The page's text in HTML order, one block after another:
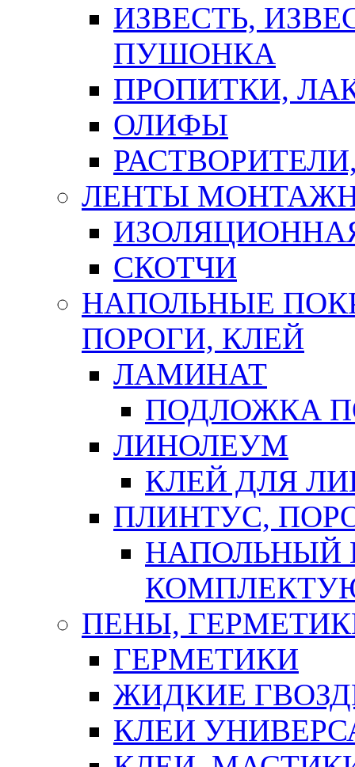
ИЗВЕСТЬ,
ПУШОНКА
ПРОПИТКИ,
ОЛИФЫ
ЛЕНТЫ
СКОТЧИ
НАПОЛЬНЫЕ
ПОРОГИ, КЛЕЙ
ЛАМИНАТ
ПОДЛОЖКА
ЛИНОЛЕУМ
КЛЕЙ ДЛЯ
ПЛИНТУС,
НАПОЛЬНЫЙ
ПЕНЫ,
ГЕРМЕТИКИ
ЖИДКИЕ
КЛЕИ